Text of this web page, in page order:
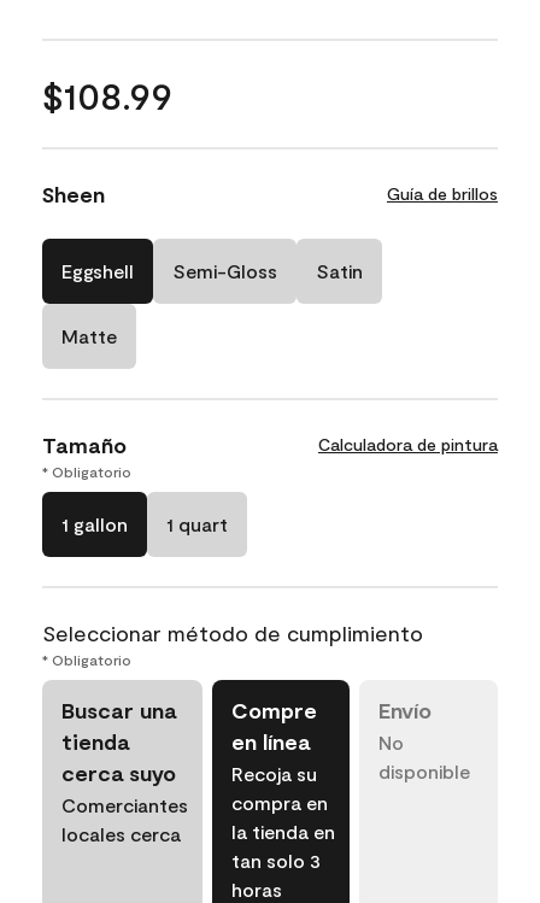
$108.99
Sheen Guía de brillos
Eggshell Semi-Gloss Satin
Matte
Tamaño Calculadora de pintura
* Obligatorio
1 gallon 1 quart
Seleccionar método de cumplimiento
* Obligatorio
Buscar una
tienda
cerca suyo
Comerciantes
locales cerca
Compre
en línea
Recoja su
compra en
la tienda en
tan solo 3
horas
Envío
No
disponible